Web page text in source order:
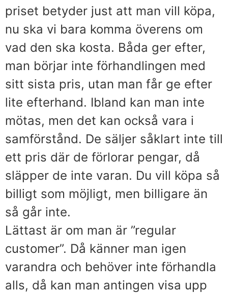
priset betyder just att man vill köpa,
nu ska vi bara komma överens om
vad den ska kosta. Båda ger efter,
man börjar inte förhandlingen med
sitt sista pris, utan man får ge efter
lite efterhand. Ibland kan man inte
mötas, men det kan också vara i
samförstånd. De säljer såklart inte till
ett pris där de förlorar pengar, då
släpper de inte varan. Du vill köpa så
billigt som möjligt, men billigare än
så går inte.
Lättast är om man är ”regular
customer”. Då känner man igen
varandra och behöver inte förhandla
alls, då kan man antingen visa upp